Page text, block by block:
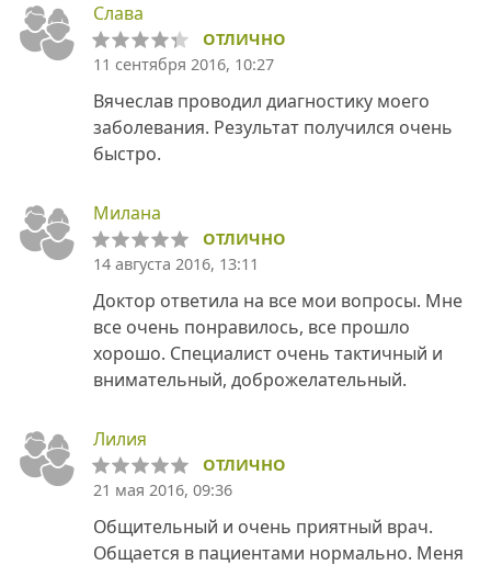
Слава
ОТЛИЧНО
11 сентября 2016, 10:27
Вячеслав проводил диагностику моего
заболевания. Результат получился очень
быстро.
Милана
ОТЛИЧНО
14 августа 2016, 13:11
Доктор ответила на все мои вопросы. Мне
все очень понравилось, все прошло
хорошо. Специалист очень тактичный и
внимательный, доброжелательный.
Лилия
ОТЛИЧНО
21 мая 2016, 09:36
Общительный и очень приятный врач.
Общается в пациентами нормально. Меня